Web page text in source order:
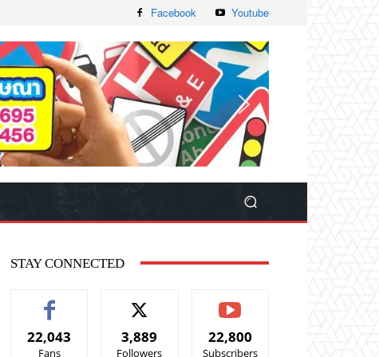
Facebook Youtube
STAY CONNECTED
22,043
Fans
3,889
Followers
22,800
Subscribers